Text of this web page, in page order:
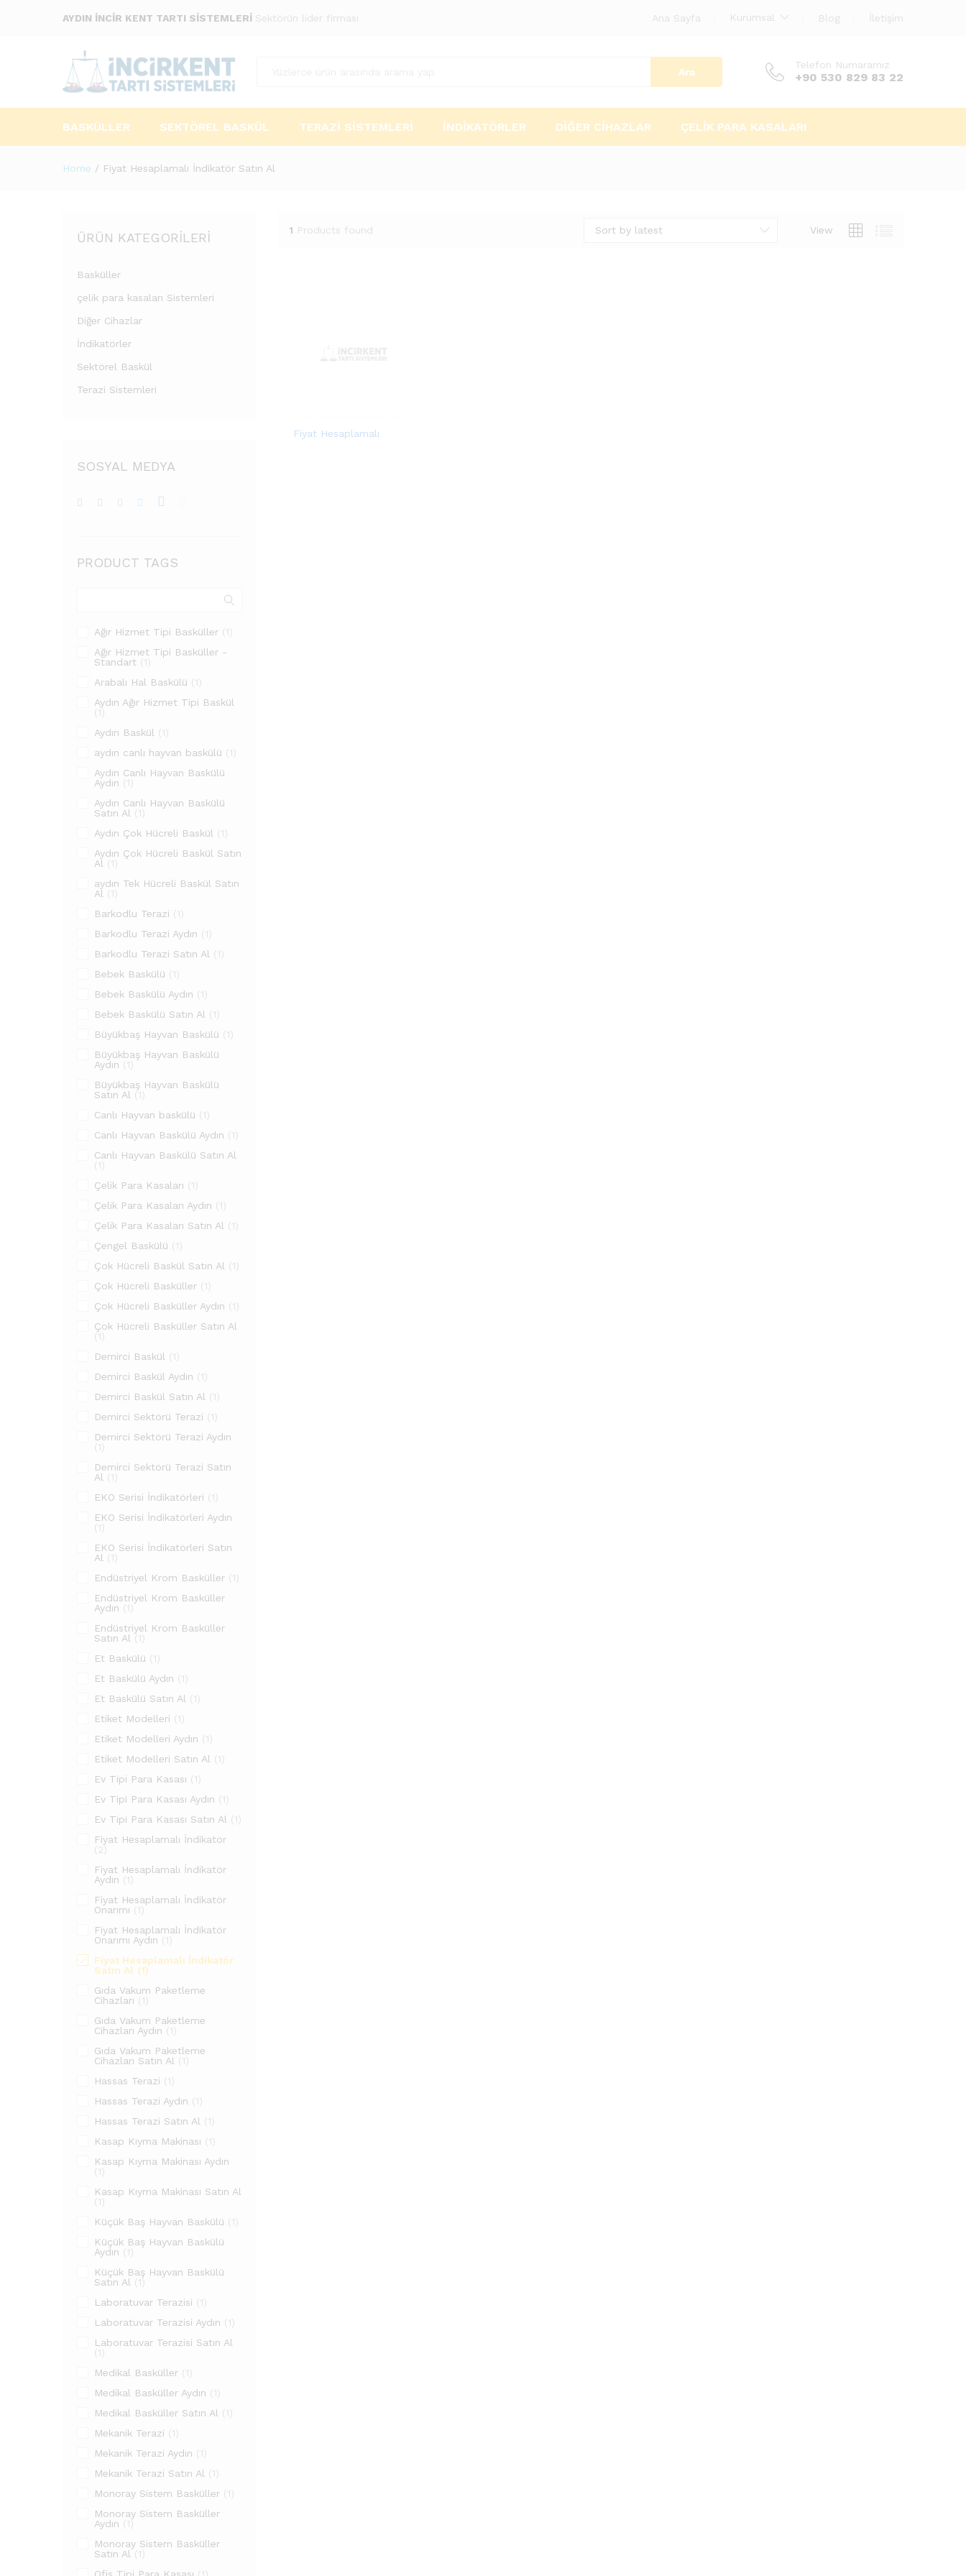
AYDIN İNCİR KENT TARTI SİSTEMLERİ Sektörün lider firması Ana Sayfa Kurumsal Blog İletişim
Ara
Telefon Numaramız
+90 530 829 83 22
BASKÜLLER SEKTÖREL BASKÜL TERAZI SISTEMLERI İNDIKATÖRLER DIĞER CIHAZLAR ÇELIK PARA KASALARI
Home / Fiyat Hesaplamalı İndikatör Satın Al
1 Products found View
Sort by latest
Fiyat Hesaplamalı
ÜRÜN KATEGORILERI
Basküller
çelik para kasaları Sistemleri
Diğer Cihazlar
İndikatörler
Sektörel Baskül
Terazi Sistemleri
SOSYAL MEDYA
PRODUCT TAGS
Ağır Hizmet Tipi Basküller (1)
Ağır Hizmet Tipi Basküller -
Standart (1)
Arabalı Hal Baskülü (1)
Aydın Ağır Hizmet Tipi Baskül
(1)
Aydın Baskül (1)
aydın canlı hayvan baskülü (1)
Aydın Canlı Hayvan Baskülü
Aydın (1)
Aydın Canlı Hayvan Baskülü
Satın Al (1)
Aydın Çok Hücreli Baskül (1)
Aydın Çok Hücreli Baskül Satın
Al (1)
aydın Tek Hücreli Baskül Satın
Al (1)
Barkodlu Terazi (1)
Barkodlu Terazi Aydın (1)
Barkodlu Terazi Satın Al (1)
Bebek Baskülü (1)
Bebek Baskülü Aydın (1)
Bebek Baskülü Satın Al (1)
Büyükbaş Hayvan Baskülü (1)
Büyükbaş Hayvan Baskülü
Aydın (1)
Büyükbaş Hayvan Baskülü
Satın Al (1)
Canlı Hayvan baskülü (1)
Canlı Hayvan Baskülü Aydın (1)
Canlı Hayvan Baskülü Satın Al
(1)
Çelik Para Kasaları (1)
Çelik Para Kasaları Aydın (1)
Çelik Para Kasaları Satın Al (1)
Çengel Baskülü (1)
Çok Hücreli Baskül Satın Al (1)
Çok Hücreli Basküller (1)
Çok Hücreli Basküller Aydın (1)
Çok Hücreli Basküller Satın Al
(1)
Demirci Baskül (1)
Demirci Baskül Aydın (1)
Demirci Baskül Satın Al (1)
Demirci Sektörü Terazi (1)
Demirci Sektörü Terazi Aydın
(1)
Demirci Sektörü Terazi Satın
Al (1)
EKO Serisi İndikatörleri (1)
EKO Serisi İndikatörleri Aydın
(1)
EKO Serisi İndikatörleri Satın
Al (1)
Endüstriyel Krom Basküller (1)
Endüstriyel Krom Basküller
Aydın (1)
Endüstriyel Krom Basküller
Satın Al (1)
Et Baskülü (1)
Et Baskülü Aydın (1)
Et Baskülü Satın Al (1)
Etiket Modelleri (1)
Etiket Modelleri Aydın (1)
Etiket Modelleri Satın Al (1)
Ev Tipi Para Kasası (1)
Ev Tipi Para Kasası Aydın (1)
Ev Tipi Para Kasası Satın Al (1)
Fiyat Hesaplamalı İndikatör
(2)
Fiyat Hesaplamalı İndikatör
Aydın (1)
Fiyat Hesaplamalı İndikatör
Onarımı (1)
Fiyat Hesaplamalı İndikatör
Onarımı Aydın (1)
Fiyat Hesaplamalı İndikatör
Satın Al (1)
Gıda Vakum Paketleme
Cihazları (1)
Gıda Vakum Paketleme
Cihazları Aydın (1)
Gıda Vakum Paketleme
Cihazları Satın Al (1)
Hassas Terazi (1)
Hassas Terazi Aydın (1)
Hassas Terazi Satın Al (1)
Kasap Kıyma Makinası (1)
Kasap Kıyma Makinası Aydın
(1)
Kasap Kıyma Makinası Satın Al
(1)
Küçük Baş Hayvan Baskülü (1)
Küçük Baş Hayvan Baskülü
Aydın (1)
Küçük Baş Hayvan Baskülü
Satın Al (1)
Laboratuvar Terazisi (1)
Laboratuvar Terazisi Aydın (1)
Laboratuvar Terazisi Satın Al
(1)
Medikal Basküller (1)
Medikal Basküller Aydın (1)
Medikal Basküller Satın Al (1)
Mekanik Terazi (1)
Mekanik Terazi Aydın (1)
Mekanik Terazi Satın Al (1)
Monoray Sistem Basküller (1)
Monoray Sistem Basküller
Aydın (1)
Monoray Sistem Basküller
Satın Al (1)
Ofis Tipi Para Kasası